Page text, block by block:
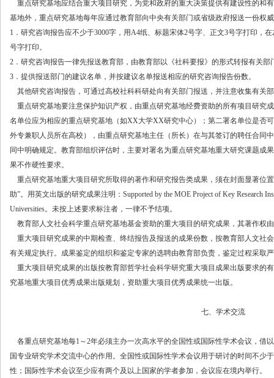
重点研究基地应结合重大项目研究，为党和政府的重大决策提供有建设性的和
基地外，重点研究基地每年应通过教育部向中央有关部门或省级政府报送一份权
1．研究咨询报告应不少于3000字，用A4纸、标题宋体2号字、正文3号字打印，
号字打印。
2．研究咨询报告一律先报送教育部，由教育部以《社科要报》的形式转报有关部
3．提供报送部门的建议名单，并按建议名单报送相应的研究咨询报告份数。
其他研究咨询报告，可通过高校社科科研处向有关部门报送，并注意收集有关
重点研究基地要注意保护知识产权，由重点研究基地经费资助的所有项目研究
名单位应为相应的重点研究基地（如XX大学XX研究中心）；第二署名单位是否
外专兼职人员所在高校），由重点研究基地主任（所长）在与其签订的聘任合同
同中明确规定。教育部组织评估时，主要对署名为重点研究基地重大研究课题成
果不作硬性要求。
重点研究基地重大项目研究所取得的著作和研究报告类成果，须在封面显著位
助”。用英文出版的研究成果注明： Supported by the MOE Project of Key Research
Universities。未按上述要求标注者，一律不予结项。
教育部人文社会科学重点研究基地基金资助的重大项目的研究成果，其著作权
重大项目研究成果的中期检查、终结报告及报送的成果份数，按教育部人文社
有关规定执行。成果鉴定的组织和鉴定专家的选聘由教育部负责，鉴定过程采取
重大项目研究成果的出版按教育部哲学社会科学研究重大项目成果出版要求的
究基地重大项目优秀成果出版规划，资助重大项目优秀成果统一出版。
七、学术交流
各重点研究基地每1 ～2年必须主办一次高水平的全国性或国际性学术会议，借
国专业研究学术交流中心的作用。全国性或国际性学术会议用于研讨的时间不少
性；国际性学术会议至少应有两个及以上国家的学者参加，会议应在境内举行。